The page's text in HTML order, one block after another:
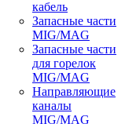
кабель
Запасные части
MIG/MAG
Запасные части
для горелок
MIG/MAG
Направляющие
каналы
MIG/MAG